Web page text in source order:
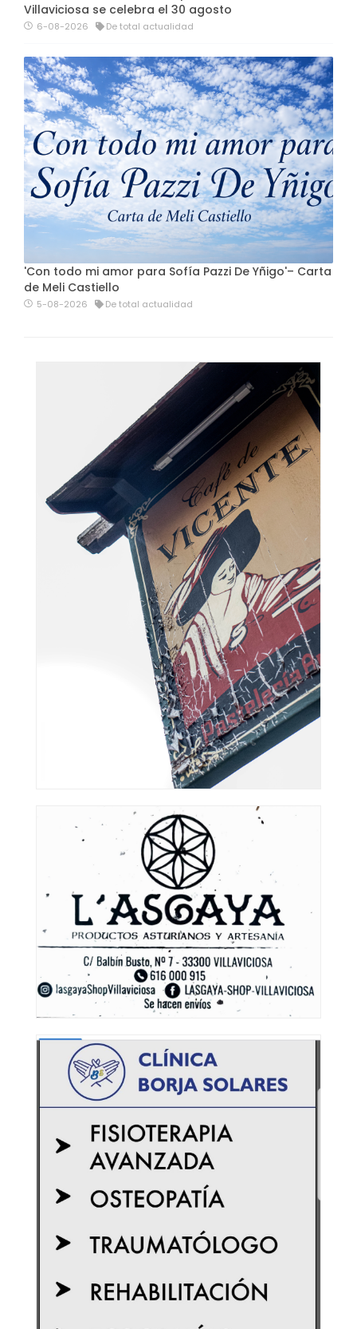
Villaviciosa se celebra el 30 agosto
6-08-2026 De total actualidad
'Con todo mi amor para Sofía Pazzi De Yñigo'– Carta
de Meli Castiello
5-08-2026 De total actualidad